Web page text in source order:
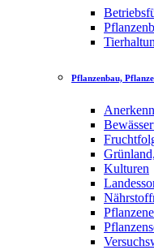
Pflanzenbau,
Kulturen